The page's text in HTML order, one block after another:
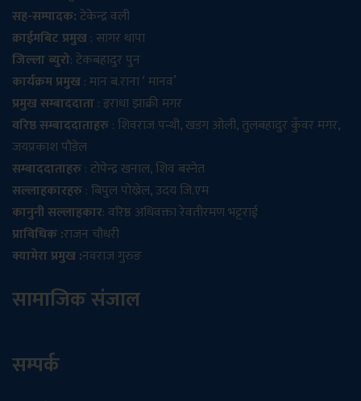
सह-सम्पादक:टेकेन्द्र वली
क्राईमबिट प्रमुख: सागर थापा
जिल्ला ब्युरो: टेकबहादुर पुन
कार्यक्रम प्रमुख: मान ब.राना ‘ मानव’
प्रमुख सम्बाददाता: इराधा झाक्री मगर
वरिष्ठ सम्बाददाताहरु: शिवराज पन्थी, खडग ओली, तुलबहादुर कुँवर मगर,
जयप्रकाश पौडेल
सम्बाददाताहरु: टोपेन्द्र खनाल, शिव बस्नेत
सल्लाहकारहरु: बिपुल पोख्रेल, उदय जि.एम
कानुनी सल्लाहकार: वरिष्ठ अधिवक्ता रेवतीरमण भट्टराई
प्राविधिक :राजन चौधरी
क्यामेरा प्रमुख :नवराज गुरुङ
सामाजिक संजाल
सम्पर्क